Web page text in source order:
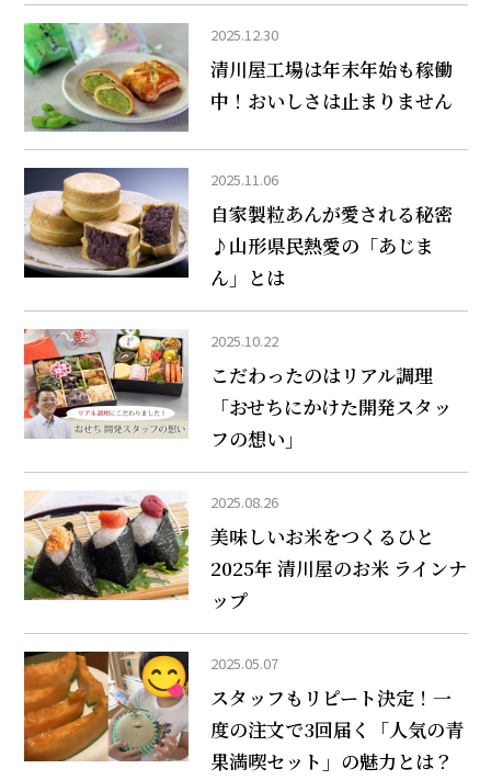
2025.12.30
清川屋工場は年末年始も稼働
中！おいしさは止まりません
2025.11.06
自家製粒あんが愛される秘密
♪山形県民熱愛の「あじま
ん」とは
2025.10.22
こだわったのはリアル調理
「おせちにかけた開発スタッ
フの想い」
2025.08.26
美味しいお米をつくるひと
――2025年 清川屋のお米 ラインナ
ップ
2025.05.07
スタッフもリピート決定！一
度の注文で3回届く「人気の青
果満喫セット」の魅力とは？